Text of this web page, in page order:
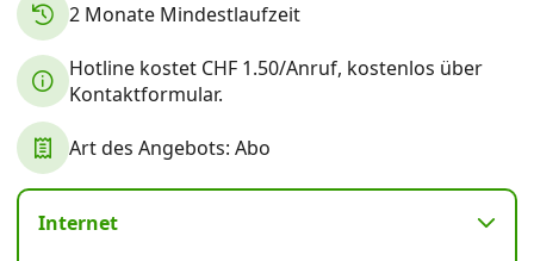
Forum
Über uns
Datenschutz
2 Monate Mindestlaufzeit
Hotline kostet CHF 1.50/Anruf, kostenlos über
Kontaktformular.
Art des Angebots: Abo
Internet